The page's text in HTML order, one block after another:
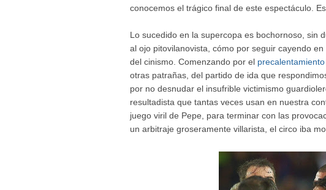
conocemos el trágico final de este espectáculo.
Lo sucedido en la supercopa es bochornoso, sin
al ojo pitovilanovista, cómo por seguir cayendo
del cinismo. Comenzando por el
otras patrañas, del partido de ida que
por no desnudar el insufrible victimismo
resultadista que tantas veces usan en nuestra
juego viril de Pepe, para terminar con las
un arbitraje groseramente villarista, el circo iba